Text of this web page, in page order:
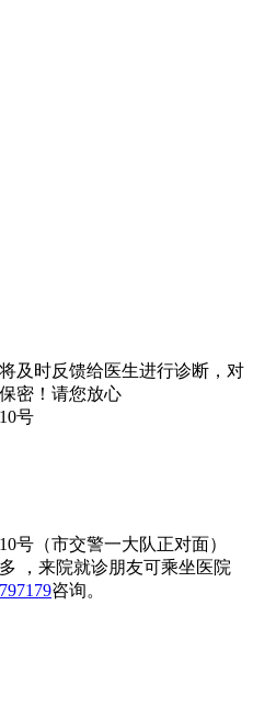
及时反馈给医生进行诊断，对
密！请您放心
号
号（市交警一大队正对面）
，来院就诊朋友可乘坐医院
咨询。